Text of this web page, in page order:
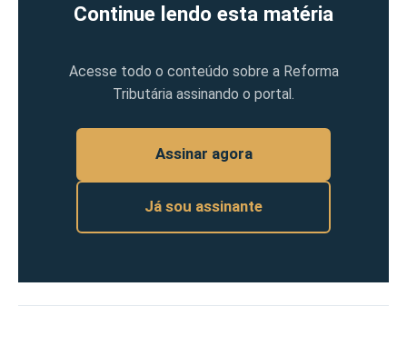
Continue lendo esta matéria
Acesse todo o conteúdo sobre a Reforma
Tributária assinando o portal.
Assinar agora
Já sou assinante